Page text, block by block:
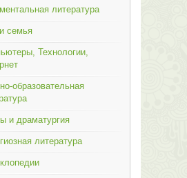
литература
семья
Технологии,
образовательная
и драматургия
литература